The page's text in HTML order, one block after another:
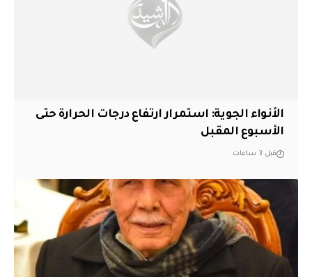
الأنواء الجوية: استمرار ارتفاع درجات الحرارة حتى
الأسبوع المقبل
قبل 3 ساعات